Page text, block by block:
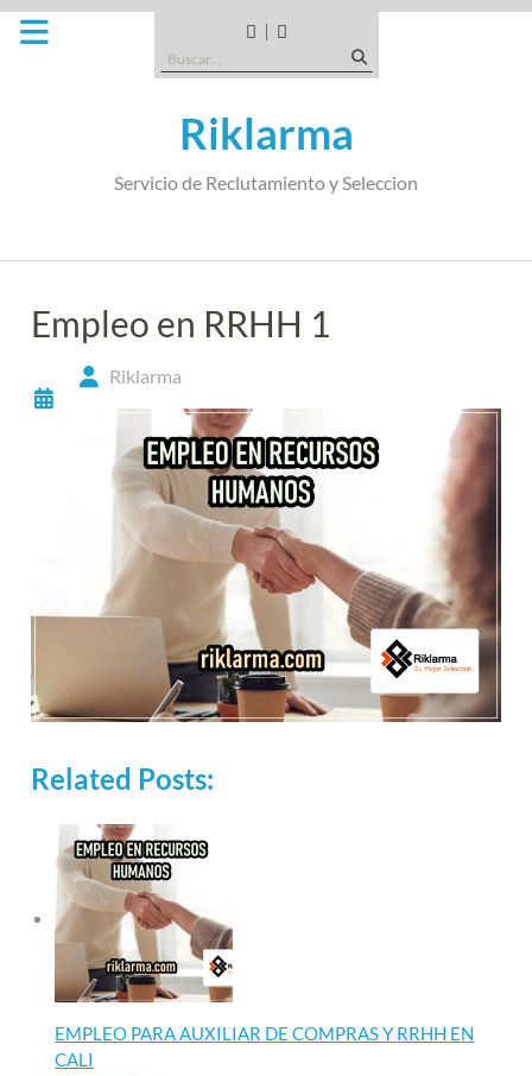
Saltar
CANDIDATOS
TIPO
EMPRESA
SOMOS
Buscar:
Riklarma
Servicio de Reclutamiento y Seleccion
Empleo en RRHH 1
Riklarma
Related Posts:
EMPLEO PARA AUXILIAR DE COMPRAS Y RRHH EN
CALI